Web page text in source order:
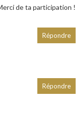
de ta participation !
Répondre
Répondre